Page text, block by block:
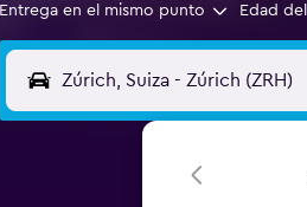
Entrega en el mismo punto Edad